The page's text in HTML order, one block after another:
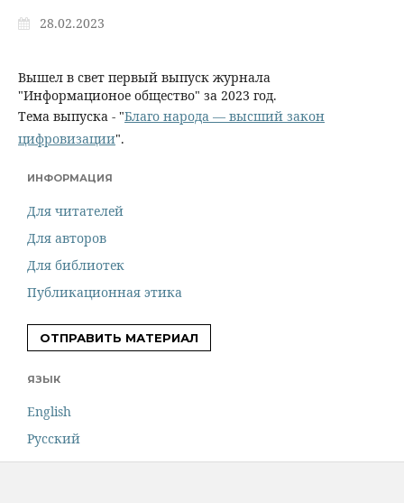
28.02.2023
Вышел в свет первый выпуск журнала
"Информационое общество" за 2023 год.
Тема выпуска - "Благо народа — высший закон
цифровизации".
ИНФОРМАЦИЯ
Для читателей
Для авторов
Для библиотек
Публикационная этика
ОТПРАВИТЬ МАТЕРИАЛ
ЯЗЫК
English
Русский